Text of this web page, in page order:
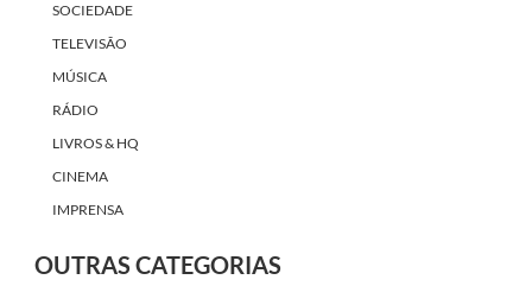
SOCIEDADE
TELEVISÃO
MÚSICA
RÁDIO
LIVROS & HQ
CINEMA
IMPRENSA
OUTRAS CATEGORIAS